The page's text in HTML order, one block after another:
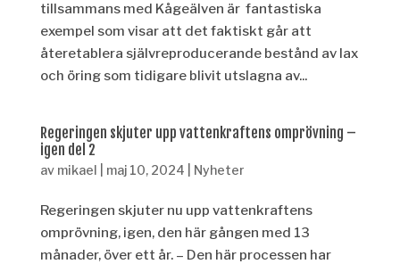
tillsammans med Kågeälven är fantastiska
exempel som visar att det faktiskt går att
återetablera självreproducerande bestånd av lax
och öring som tidigare blivit utslagna av...
Regeringen skjuter upp vattenkraftens omprövning –
igen del 2
av mikael maj 10, 2024 Nyheter
Regeringen skjuter nu upp vattenkraftens
omprövning, igen, den här gången med 13
månader, över ett år. – Den här processen har